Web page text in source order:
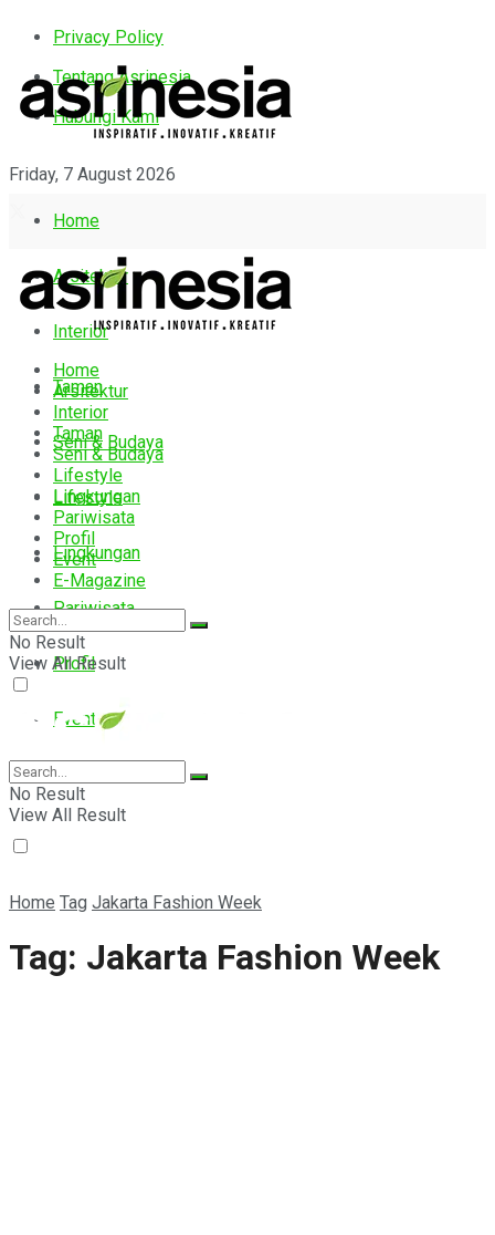
Privacy Policy
Tentang Asrinesia
Hubungi Kami
Friday, 7 August 2026
Home
Arsitektur
Interior
Taman
Seni & Budaya
Lifestyle
Lingkungan
Pariwisata
Profil
Event
E-Magazine
Home
Arsitektur
Interior
Taman
Seni & Budaya
Lifestyle
Lingkungan
Pariwisata
Profil
Event
E-Magazine
No Result
View All Result
No Result
View All Result
Home Tag Jakarta Fashion Week
Tag: Jakarta Fashion Week